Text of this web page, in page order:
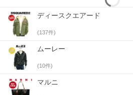
当店で表記しているサイズは、全てス
った実寸値になります。
めご了承くださいませ。
ディースクエアード
(137件)
ムーレー
(10件)
マルニ